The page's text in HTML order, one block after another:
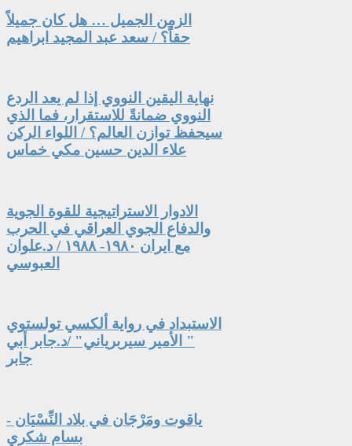
الزمن الجميل … هل كان جميلاً
حقاً؟ / سعد عبد المجيد ابراهيم
نهاية اليقين النووي إذا لم يعد الردع
النووي ضمانةً للاستقرار، فما الذي
سيحفظ توازن العالم؟ / اللواء الركن
علاء الدين حسين مكي خماس
الادوار الاستراتيجية للقوة الجوية
والدفاع الجوي العراقي في الحرب
مع ايران ١٩٨٠- ١٩٨٨ / د.علوان
العبوسي
الاستبداد في رواية ألكسي تولستوي
" الأمير سيربرياني" /د.جابر أبي
جابر
ياقوت ومَرْجَان في بلاد النِّسْيَان -
بسام شكري